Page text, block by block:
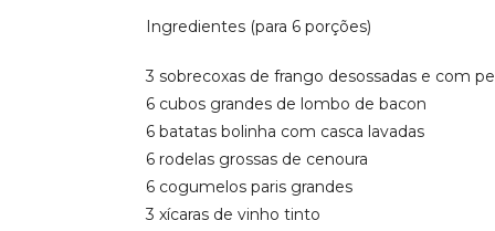
Ingredientes (para 6 porções)
3 sobrecoxas de frango desossadas e com
6 cubos grandes de lombo de bacon
6 batatas bolinha com casca lavadas
6 rodelas grossas de cenoura
6 cogumelos paris grandes
3 xícaras de vinho tinto